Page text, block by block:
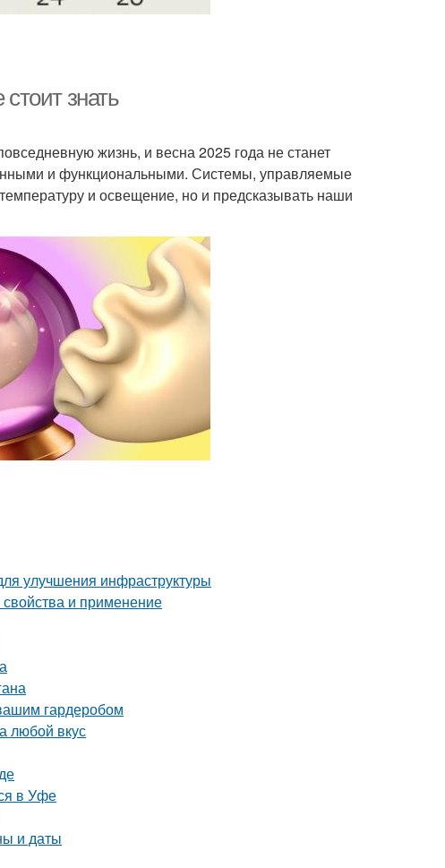
знать
жизнь, и весна 2025 года не станет
и функциональными. Системы, управляемые
и освещение, но и предсказывать наши
улучшения инфраструктуры
и применение
гардеробом
любой вкус
в Уфе
и даты